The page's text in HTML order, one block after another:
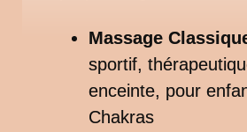
Massage
sportif,
enceinte, pour
Chakras